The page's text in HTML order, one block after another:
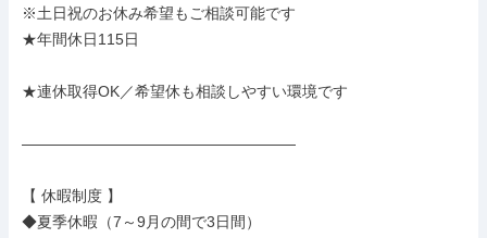
※土日祝のお休み希望もご相談可能です
★年間休日115日
★連休取得OK／希望休も相談しやすい環境です
――――――――――――――――――
【 休暇制度 】
◆夏季休暇（7～9月の間で3日間）